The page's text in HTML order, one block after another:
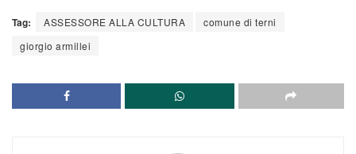
Tag: ASSESSORE ALLA CULTURA
comune di terni
giorgio armillei